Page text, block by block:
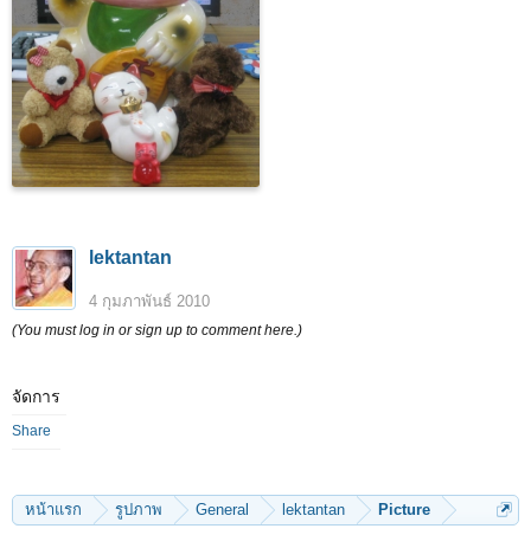
lektantan
4 กุมภาพันธ์ 2010
(You must log in or sign up to comment here.)
จัดการ
Share
หน้าแรก รูปภาพ General lektantan Picture